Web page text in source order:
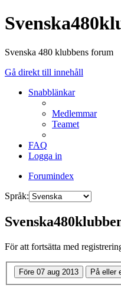
Svenska 480 klubbens forum
Gå direkt till innehåll
Snabblänkar
Medlemmar
Teamet
FAQ
Logga in
Forumindex
Språk:
För att fortsätta med